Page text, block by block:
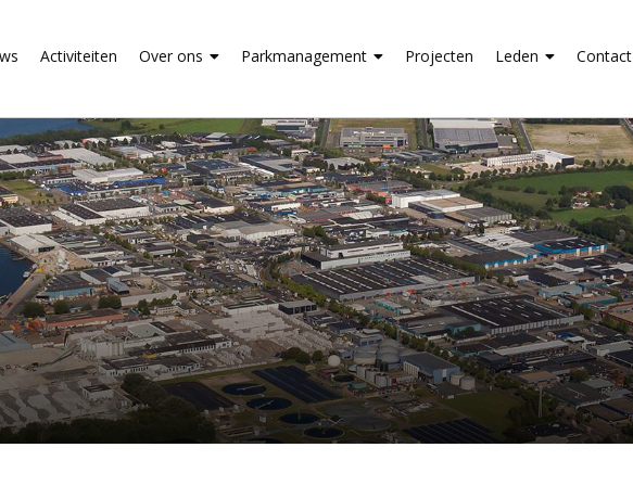
Activiteiten Over ons Parkmanagement Projecten Leden Contact